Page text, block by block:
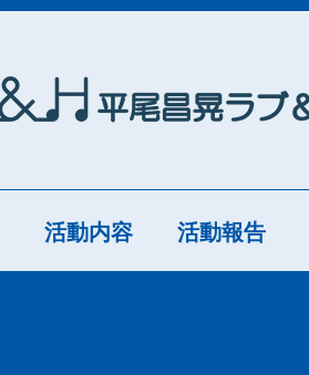
活動内容 活動報告